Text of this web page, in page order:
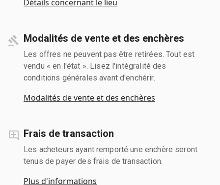
Détails concernant le lieu
Modalités de vente et des enchères
Les offres ne peuvent pas être retirées. Tout est
vendu « en l'état ». Lisez l'intégralité des
conditions générales avant d'enchérir.
Modalités de vente et des enchères
Frais de transaction
Les acheteurs ayant remporté une enchère seront
tenus de payer des frais de transaction.
Plus d'informations